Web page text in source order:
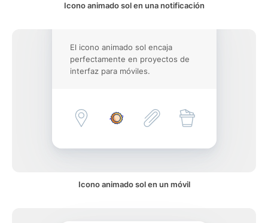
Icono animado sol en una notificación
El icono animado sol encaja
perfectamente en proyectos de
interfaz para móviles.
Icono animado sol en un móvil